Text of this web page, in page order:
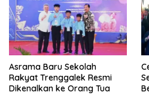
Asrama Baru Sekolah
Rakyat Trenggalek Resmi
Dikenalkan ke Orang Tua